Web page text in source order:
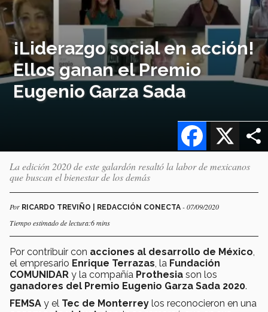
¡Liderazgo social en acción!
Ellos ganan el Premio
Eugenio Garza Sada
X
Facebook
La edición 2020 de este galardón resaltó la labor de mexicanos
que buscan el bienestar de los demás
Por RICARDO TREVIÑO | REDACCIÓN CONECTA - 07/09/2020
Tiempo estimado de lectura:6 mins
Por contribuir con acciones al desarrollo de México
el empresario Enrique Terrazas , la Fundación
COMUNIDAR y la compañía Prothesia son los
ganadores del Premio Eugenio Garza Sada 2020.
FEMSA y el Tec de Monterrey los reconocieron en una